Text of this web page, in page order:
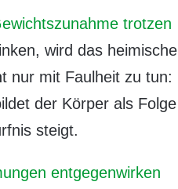
trotzen
wird das heimische
nur mit Faulheit zu tun:
der Körper als Folge
steigt.
entgegenwirken